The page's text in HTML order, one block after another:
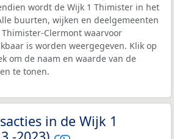
wordt de Wijk 1 Thimister in het
buurten, wijken en deelgemeenten
Clermont waarvoor
is worden weergegeven. Klik op
om de naam en waarde van de
te tonen.
in de Wijk 1